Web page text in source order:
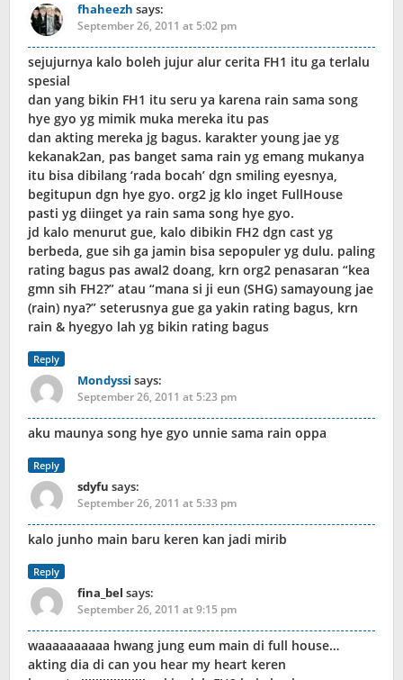
fhaheezh says:
September 26, 2011 at 5:02 pm
sejujurnya kalo boleh jujur alur cerita FH1 itu ga terlalu
spesial
dan yang bikin FH1 itu seru ya karena rain sama song
hye gyo yg mimik muka mereka itu pas
dan akting mereka jg bagus. karakter young jae yg
kekanak2an, pas banget sama rain yg emang mukanya
itu bisa dibilang ‘rada bocah’ dgn smiling eyesnya,
begitupun dgn hye gyo. org2 jg klo inget FullHouse
pasti yg diinget ya rain sama song hye gyo.
jd kalo menurut gue, kalo dibikin FH2 dgn cast yg
berbeda, gue sih ga jamin bisa sepopuler yg dulu. paling
rating bagus pas awal2 doang, krn org2 penasaran “kea
gmn sih FH2?” atau “mana si ji eun (SHG) samayoung jae
(rain) nya?” seterusnya gue ga yakin rating bagus, krn
rain & hyegyo lah yg bikin rating bagus
Reply
Mondyssi says:
September 26, 2011 at 5:23 pm
aku maunya song hye gyo unnie sama rain oppa
Reply
sdyfu says:
September 26, 2011 at 5:33 pm
kalo junho main baru keren kan jadi mirib
Reply
fina_bel says:
September 26, 2011 at 9:15 pm
waaaaaaaaaa hwang jung eum main di full house…
akting dia di can you hear my heart keren